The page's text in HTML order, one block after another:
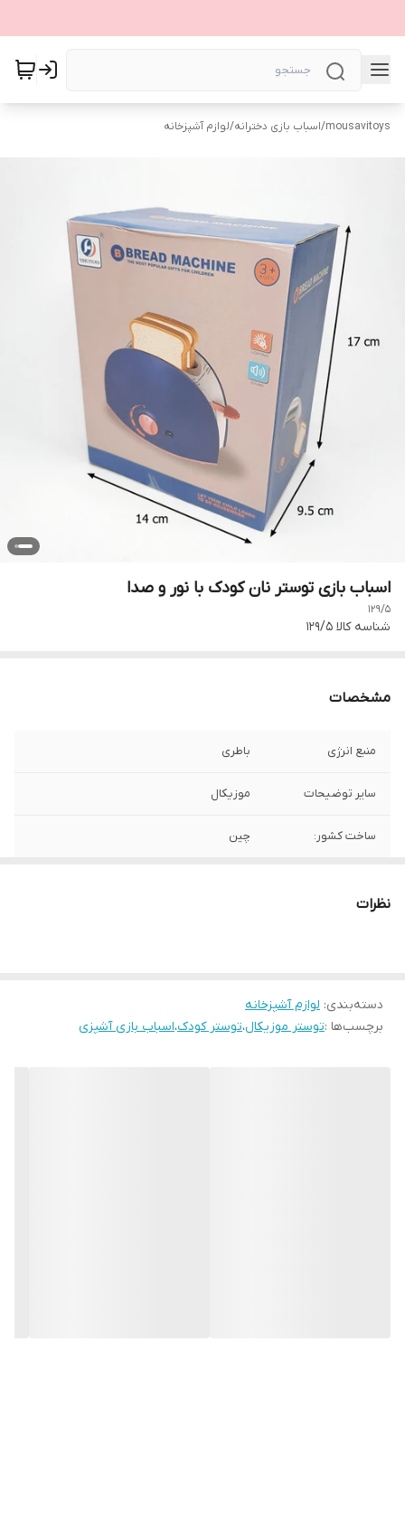
mousavitoys
/اسباب بازی دخترانه/لوازم آشپزخانه
اسباب بازی توستر نان کودک با نور و صدا
129/5
شناسه کالا 129/5
مشخصات
منبع انرژی باطری
سایر توضیحات موزیکال
ساخت کشور: چین
نظرات
دسته‌بندی: لوازم آشپزخانه
برچسب‌ها :توستر موزیکال،توستر کودک،اسباب بازی آشپزی